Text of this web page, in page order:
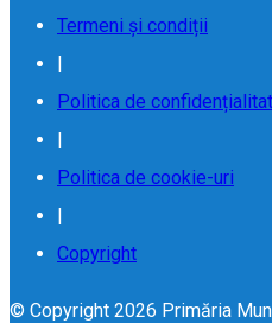
Termeni și condiții
|
Politica de
|
Politica de cookie-uri
|
Copyright
© Copyright 2026 Primăria